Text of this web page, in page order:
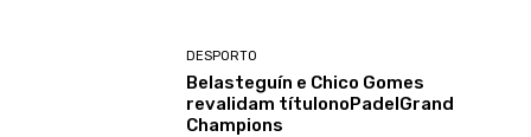
DESPORTO
Belasteguín e Chico Gomes
revalidam títulonoPadelGrand
Champions